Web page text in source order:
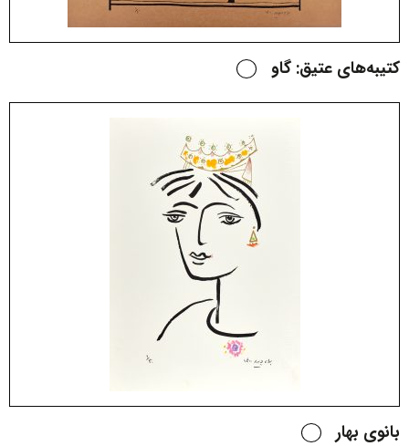
کتیبه‌های عتیق: گاو
بانوی بهار